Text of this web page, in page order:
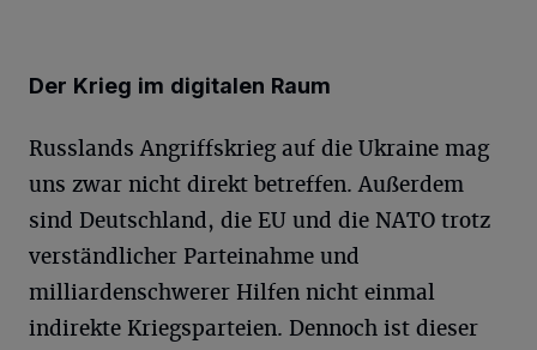
Der Krieg im digitalen Raum
Russlands Angriffskrieg auf die Ukraine mag
uns zwar nicht direkt betreffen. Außerdem
sind Deutschland, die EU und die NATO trotz
verständlicher Parteinahme und
milliardenschwerer Hilfen nicht einmal
indirekte Kriegsparteien. Dennoch ist dieser